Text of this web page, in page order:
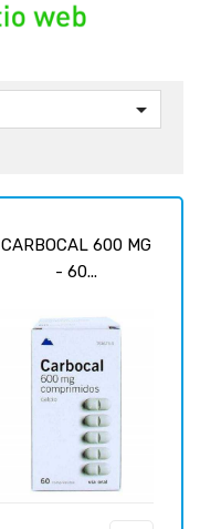

CARBOCAL 600 MG
- 60...